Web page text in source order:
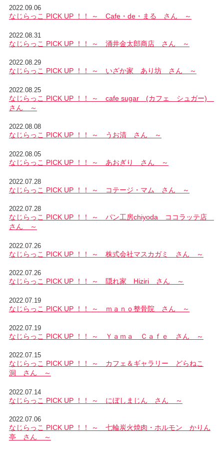
2022.09.06
なじらっこ PICK UP ！！ ～ Cafe・de・まる さん ～
2022.08.31
なじらっこ PICK UP ！！ ～ 涌井金太郎商店 さん ～
2022.08.29
なじらっこ PICK UP ！！ ～ いざか家 あり坊 さん ～
2022.08.25
なじらっこ PICK UP ！！ ～ cafe sugar (カフェ シュガー)
さん ～
2022.08.08
なじらっこ PICK UP ！！ ～ うお清 さん ～
2022.08.05
なじらっこ PICK UP ！！ ～ あおぎり さん ～
2022.07.28
なじらっこ PICK UP ！！ ～ コテージ・マム さん ～
2022.07.28
なじらっこ PICK UP ！！ ～ パン工房chiyoda ココラッテ店
さん ～
2022.07.26
なじらっこ PICK UP ！！ ～ 株式会社マスカガミ さん ～
2022.07.26
なじらっこ PICK UP ！！ ～ 隠れ家 Hiziri さん ～
2022.07.19
なじらっこ PICK UP ！！ ～ ｍａｎｏ整骨院 さん ～
2022.07.19
なじらっこ PICK UP ！！ ～ Ｙａｍａ Ｃａｆｅ さん ～
2022.07.15
なじらっこ PICK UP ！！ ～ カフェ＆ギャラリー どらねこ
洞 さん ～
2022.07.14
なじらっこ PICK UP ！！ ～ にぼしまじん さん ～
2022.07.06
なじらっこ PICK UP ！！ ～ 七輪炭火焼肉・ホルモン かりん
亭 さん ～